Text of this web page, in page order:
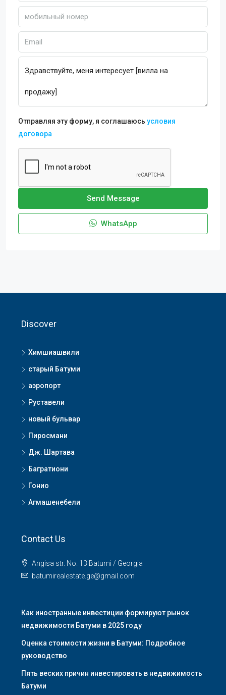
Отправляя эту форму, я соглашаюсь условия
договора
Send Message
WhatsApp
Discover
Химшиашвили
старый Батуми
аэропорт
Руставели
новый бульвар
Пиросмани
Дж. Шартава
Багратиони
Гонио
Агмашенебели
Contact Us
Angisa str. No. 13 Batumi / Georgia
batumirealestate.ge@gmail.com
Как иностранные инвестиции формируют рынок
недвижимости Батуми в 2025 году
Оценка стоимости жизни в Батуми: Подробное
руководство
Пять веских причин инвестировать в недвижимость
Батуми